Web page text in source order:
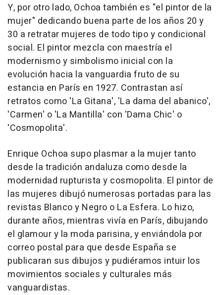
Y, por otro lado, Ochoa también es "el pintor de la
mujer" dedicando buena parte de los años 20 y
30 a retratar mujeres de todo tipo y condicional
social. El pintor mezcla con maestría el
modernismo y simbolismo inicial con la
evolución hacia la vanguardia fruto de su
estancia en París en 1927. Contrastan así
retratos como 'La Gitana', 'La dama del abanico',
'Carmen' o 'La Mantilla' con 'Dama Chic' o
'Cosmopolita'.
Enrique Ochoa supo plasmar a la mujer tanto
desde la tradición andaluza como desde la
modernidad rupturista y cosmopolita. El pintor de
las mujeres dibujó numerosas portadas para las
revistas Blanco y Negro o La Esfera. Lo hizo,
durante años, mientras vivía en París, dibujando
el glamour y la moda parisina, y enviándola por
correo postal para que desde España se
publicaran sus dibujos y pudiéramos intuir los
movimientos sociales y culturales más
vanguardistas.